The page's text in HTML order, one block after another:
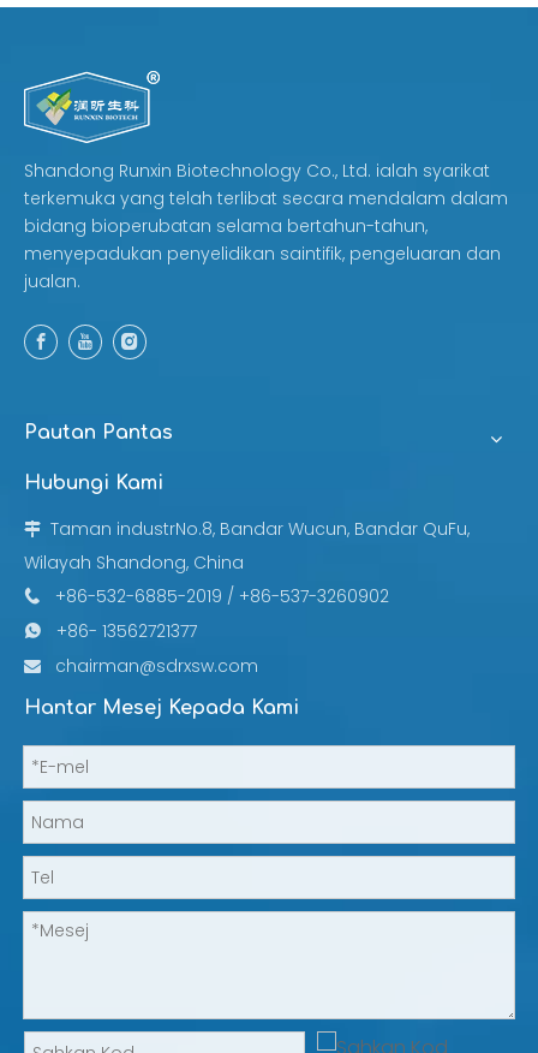
Shandong Runxin Biotechnology Co., Ltd. ialah syarikat
terkemuka yang telah terlibat secara mendalam dalam
bidang bioperubatan selama bertahun-tahun,
menyepadukan penyelidikan saintifik, pengeluaran dan
jualan.
Pautan Pantas
Hubungi Kami
 Taman industrNo.8, Bandar Wucun, Bandar QuFu,
Wilayah Shandong, China
 +86-532-6885-2019 / +86-537-3260902
 +86- 13562721377
 chairman@sdrxsw.com
Hantar Mesej Kepada Kami